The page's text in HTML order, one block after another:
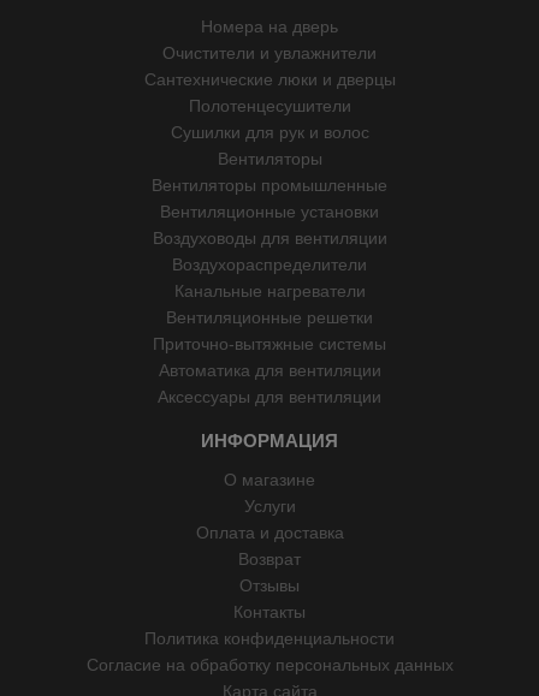
Номера на дверь
Очистители и увлажнители
Сантехнические люки и дверцы
Полотенцесушители
Сушилки для рук и волос
Вентиляторы
Вентиляторы промышленные
Вентиляционные установки
Воздуховоды для вентиляции
Воздухораспределители
Канальные нагреватели
Вентиляционные решетки
Приточно-вытяжные системы
Автоматика для вентиляции
Аксессуары для вентиляции
ИНФОРМАЦИЯ
О магазине
Услуги
Оплата и доставка
Возврат
Отзывы
Контакты
Политика конфиденциальности
Согласие на обработку персональных данных
Карта сайта